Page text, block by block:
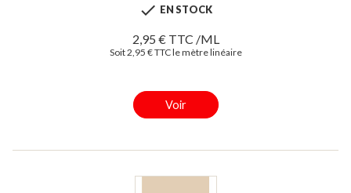
 EN STOCK
2,95 € TTC /ML
Soit 2,95 € TTC le mètre linéaire
Voir